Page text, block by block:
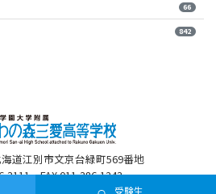
66
842
道江別市文京台緑町569番地
3111 FAX 011-386-1243
受験生